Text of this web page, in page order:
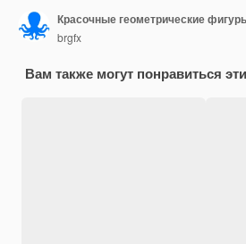
Красочные геометрические
brgfx
Вам также могут понравиться